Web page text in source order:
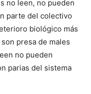
no leen, no pueden
parte del colectivo
biológico más
presa de males
no pueden
parias del sistema